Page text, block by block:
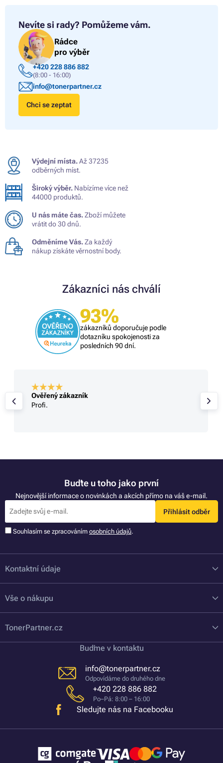
Nevíte si rady? Pomůžeme vám.
Rádce
pro výběr
+420 228 886 882
(8:00 - 16:00)
info@tonerpartner.cz
Chci se zeptat
Výdejní místa.Až 37235
odběrných míst.
Široký výběr. Nabízíme více než
44000 produktů.
U nás máte čas.Zboží můžete
vrátit do 30 dnů.
Odměníme Vás.Za každý
nákup získáte věrnostní body.
Zákazníci nás chválí
93%
zákazníků doporučuje podle
dotazníku spokojenosti za
posledních 90 dní.
Ověřený zákazník
Profi.
Buďte u toho jako první
Nejnovější informace o novinkách a akcích přímo na váš e-mail.
Přihlásit odběr
Souhlasím se zpracováním osobních údajů.
Kontaktní údaje
Vše o nákupu
TonerPartner.cz
Buďme v kontaktu
info@tonerpartner.cz
Odpovídáme do druhého dne
+420 228 886 882
Po–Pá: 8:00 – 16:00
Sledujte nás na Facebooku